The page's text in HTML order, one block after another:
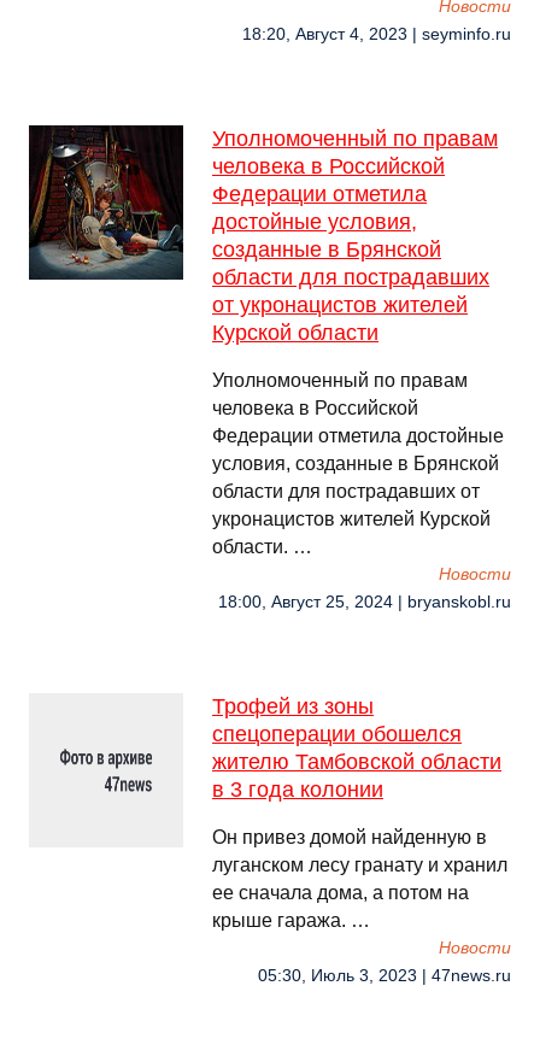
Новости
18:20, Август 4, 2023 | seyminfo.ru
Уполномоченный по правам
человека в Российской
Федерации отметила
достойные условия,
созданные в Брянской
области для пострадавших
от укронацистов жителей
Курской области
Уполномоченный по правам
человека в Российской
Федерации отметила достойные
условия, созданные в Брянской
области для пострадавших от
укронацистов жителей Курской
области. …
Новости
18:00, Август 25, 2024 | bryanskobl.ru
Трофей из зоны
спецоперации обошелся
жителю Тамбовской области
в 3 года колонии
Он привез домой найденную в
луганском лесу гранату и хранил
ее сначала дома, а потом на
крыше гаража. …
Новости
05:30, Июль 3, 2023 | 47news.ru